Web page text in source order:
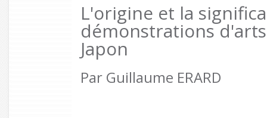
L'origine et la
démonstrations
Japon
Par Guillaume ERARD